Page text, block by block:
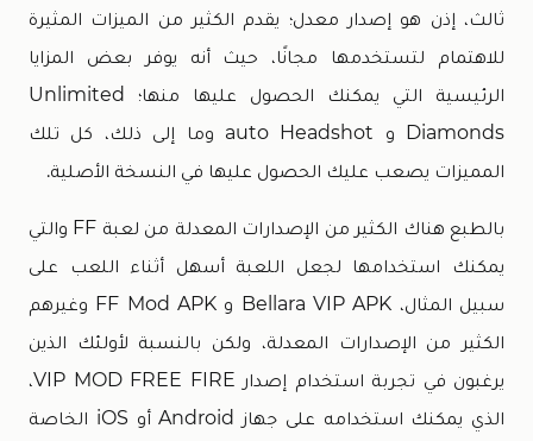
ثالث، إذن هو إصدار معدل؛ يقدم الكثير من الميزات المثيرة
للاهتمام لتستخدمها مجانًا، حيث أنه يوفر بعض المزايا
الرئيسية التي يمكنك الحصول عليها منها؛ Unlimited
Diamonds و auto Headshot وما إلى ذلك، كل تلك
المميزات يصعب عليك الحصول عليها في النسخة الأصلية.
بالطبع هناك الكثير من الإصدارات المعدلة من لعبة FF والتي
يمكنك استخدامها لجعل اللعبة أسهل أثناء اللعب على
سبيل المثال، Bellara VIP APK و FF Mod APK وغيرهم
الكثير من الإصدارات المعدلة، ولكن بالنسبة لأولئك الذين
يرغبون في تجربة استخدام إصدار VIP MOD FREE FIRE،
الذي يمكنك استخدامه على جهاز Android أو iOS الخاصة